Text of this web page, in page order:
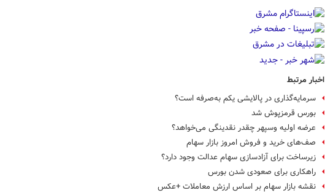
اخبار مرتبط
سرمایه‌گذاری در پالایشی یکم به‌صرفه است؟
بورس قرمزپوش شد
عرضه اولیه وسپهر چقدر نقدینگی می‌خواهد؟
صف‌های خرید و فروش امروز بازار سهام
زیرساخت‌ برای آزادسازی سهام عدالت وجود دارد؟
راهکاری برای صعودی شدن بورس
نقشه بازار سهام بر اساس ارزش معاملات +عکس